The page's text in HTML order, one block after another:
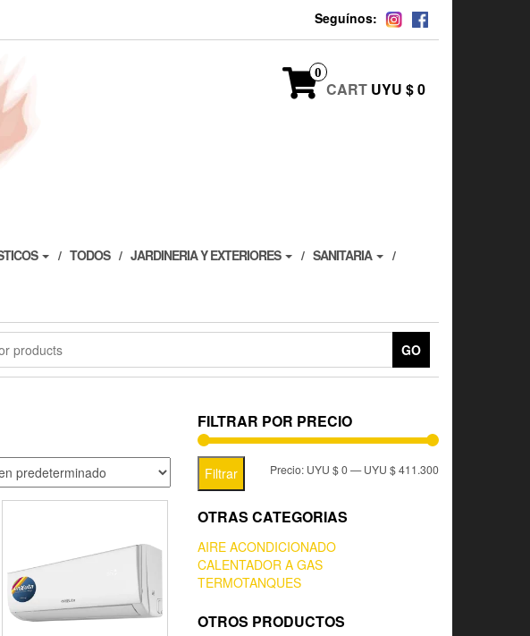
Seguínos:
0
CART UYU $ 0
TODOS JARDINERIA Y EXTERIORES SANITARIA
GO
FILTRAR POR PRECIO
Filtrar Precio: UYU $ 0—UYU $ 411.300
OTRAS CATEGORIAS
AIRE ACONDICIONADO
CALENTADOR A GAS
TERMOTANQUES
OTROS PRODUCTOS